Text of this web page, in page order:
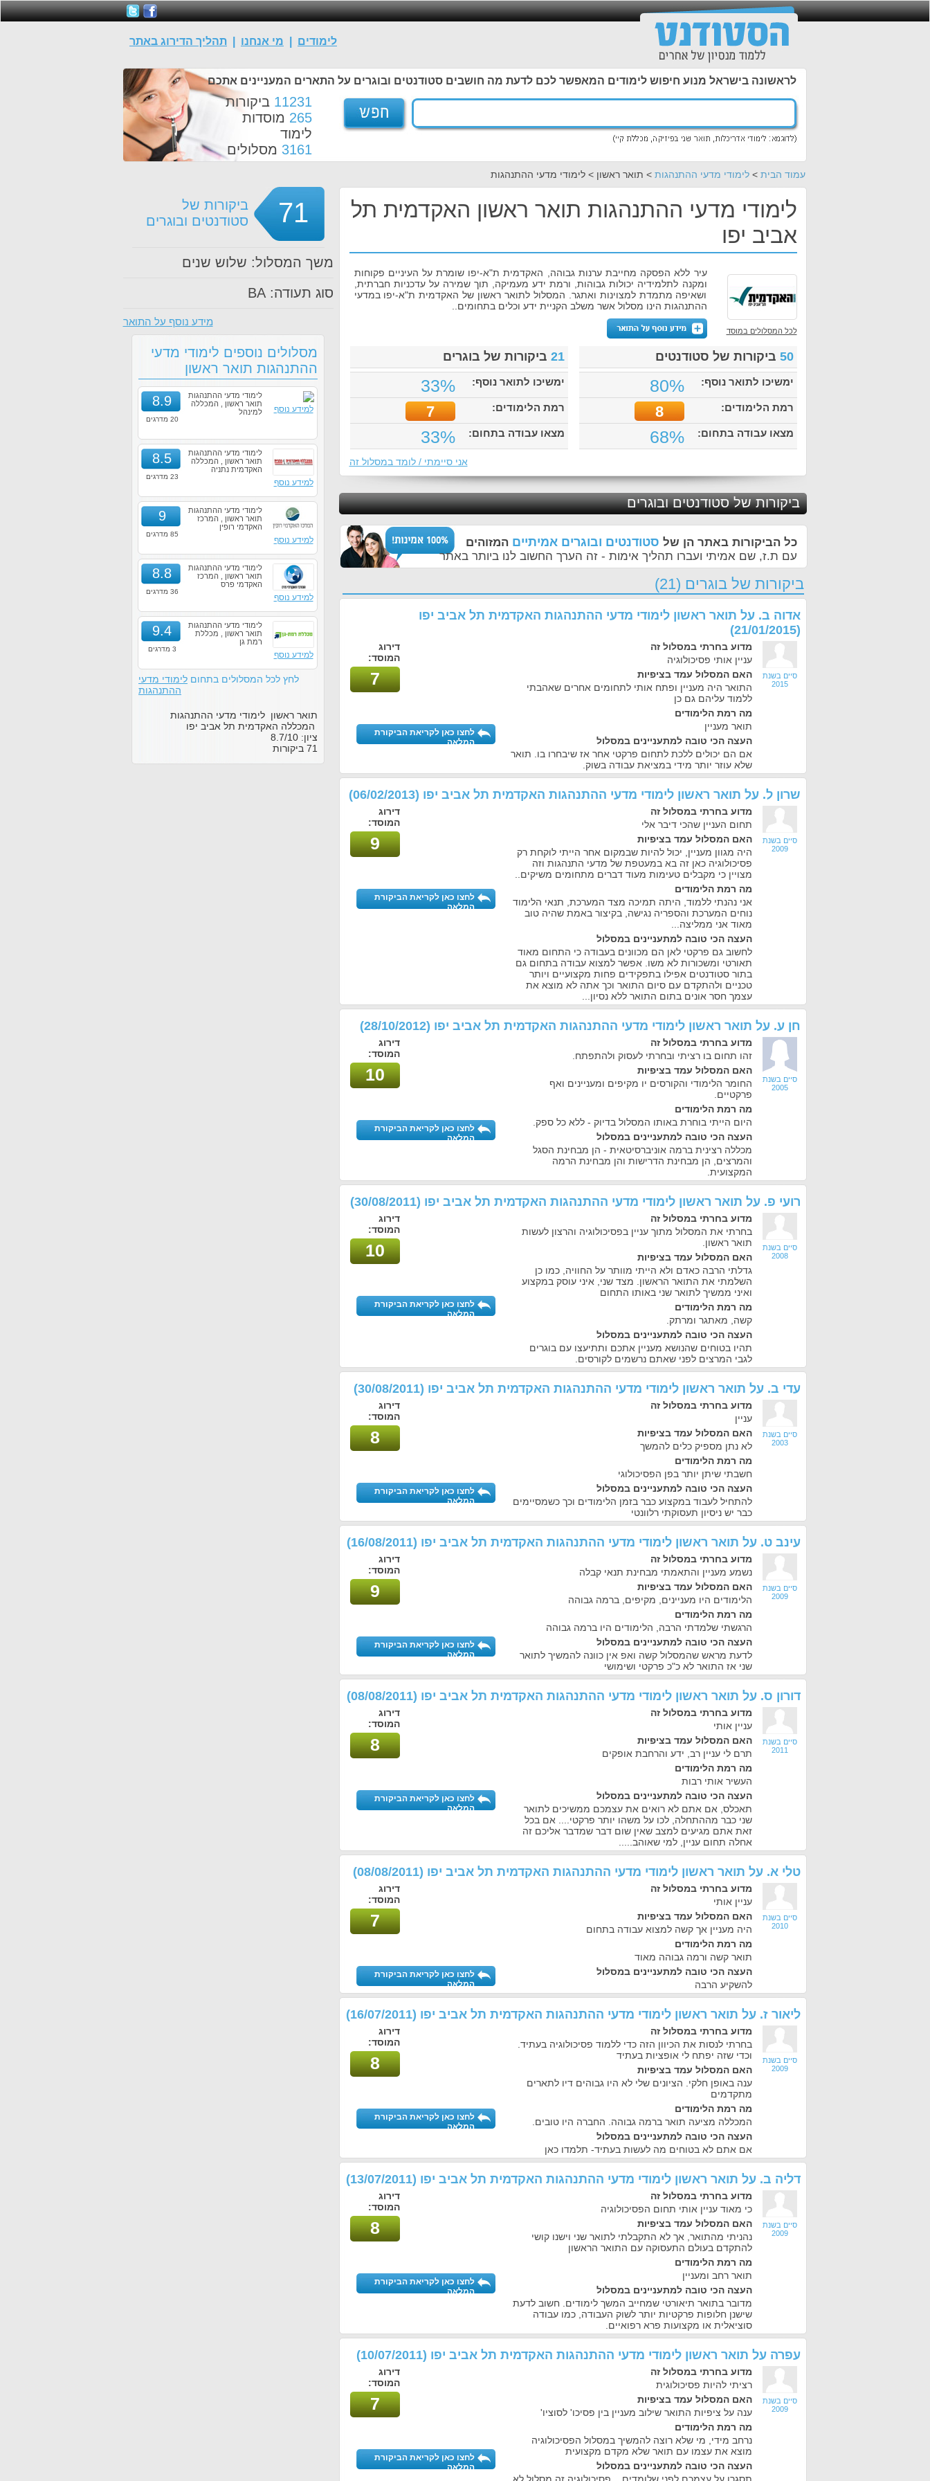
לימודים מי אנחנו תהליך הדירוג באתר
לראשונה בישראל מנוע חיפוש לימודים המאפשר לכם לדעת מה חושבים סטודנטים ובוגרים על התארים המעניינים אתכם
11231 ביקורות
265 מוסדות
לימוד
3161 מסלולים
עמוד הבית >לימודי מדעי ההתנהגות > תואר ראשון > לימודי מדעי ההתנהגות
לימודי מדעי ההתנהגות תואר ראשון האקדמית תל
אביב יפו
לכל המסלולים במוסד
עיר ללא הפסקה מחייבת ערנות גבוהה, האקדמית ת"א-יפו שומרת על העיניים פקוחות
ומקנה לתלמידיה יכולות גבוהות, ורמת ידע מעמיקה, תוך שמירה על עדכניות חברתית,
ושאיפה מתמדת למצוינות ואתגר. המסלול לתואר ראשון של האקדמית ת"א-יפו במדעי
ההתנהגות הינו מסלול אשר משלב הקניית ידע וכלים בתחומים..
50 ביקורות של סטודנטים
ימשיכו לתואר נוסף: 80%
רמת הלימודים: 8
מצאו עבודה בתחום: 68%
21 ביקורות של בוגרים
ימשיכו לתואר נוסף: 33%
רמת הלימודים: 7
מצאו עבודה בתחום: 33%
אני סיימתי / לומד במסלול זה
ביקורות של סטודנטים ובוגרים
כל הביקורות באתר הן של סטודנטים ובוגרים אמיתיים המזוהים
עם ת.ז, שם אמיתי ועברו תהליך אימות - זה הערך החשוב לנו ביותר באתר
ביקורות של בוגרים (21)
אדוה ב. על תואר ראשון לימודי מדעי ההתנהגות האקדמית תל אביב יפו
(21/01/2015)
סיים בשנת
2015
מדוע בחרתי במסלול זה
עניין אותי פסיכולוגיה
האם המסלול עמד בציפיות
התואר היה מעניין ופתח אותי לתחומים אחרים שאהבתי
ללמוד עליהם גם כן
מה רמת הלימודים
תואר מעניין
העצה הכי טובה למתעניינים במסלול
אם הם יכולים ללכת לתחום פרקטי אחר אז שיבחרו בו. תואר
שלא עוזר יותר מידי במציאת עבודה בשוק.
דירוג
המוסד:
7
לחצו כאן לקריאת הביקורת
המלאה
שרון ל. על תואר ראשון לימודי מדעי ההתנהגות האקדמית תל אביב יפו (06/02/2013)
סיים בשנת
2009
מדוע בחרתי במסלול זה
תחום העניין שהכי דיבר אלי
האם המסלול עמד בציפיות
היה מגוון מעניין, יכול להיות שבמקום אחר הייתי לוקחת רק
פסיכולוגיה כאן זה בא במעטפת של מדעי התנהגות וזה
מצויין כי מקבלים טעימות מעוד דברים מתחומים משיקים..
מה רמת הלימודים
אני נהנתי ללמוד, היתה תמיכה מצד המערכת, תנאי הלימוד
נוחים המערכת והספריה נגישה, בקיצור באמת שהיה טוב
מאוד אני ממליצה...
העצה הכי טובה למתעניינים במסלול
לחשוב גם פרקטי לאן הם מכוונים בעבודה כי התחום מאוד
תאורטי ומשכורות לא משו. אפשר למצוא עבודה בתחום גם
בתור סטודנטים אפילו בתפקידים פחות מקצועיים ויותר
טכניים ולהתקדם עם סיום התואר וכך אתה לא מוצא את
עצמך חסר אונים בתום התואר ללא נסיון...
דירוג
המוסד:
9
לחצו כאן לקריאת הביקורת
המלאה
חן ע. על תואר ראשון לימודי מדעי ההתנהגות האקדמית תל אביב יפו (28/10/2012)
סיים בשנת
2005
מדוע בחרתי במסלול זה
זהו תחום בו רציתי ובחרתי לעסוק ולהתפתח.
האם המסלול עמד בציפיות
החומר הלימודי והקורסים יו מקיפים ומעניינים ואף
פרקטיים.
מה רמת הלימודים
היום הייתי בוחרת באותו המסלול בדיוק - ללא כל ספק.
העצה הכי טובה למתעניינים במסלול
מכללה רצינית ברמה אוניברסיטאית - הן מבחינת הסגל
והמרצים, הן מבחינת הדרישות והן מבחינת הרמה
המקצועית.
דירוג
המוסד:
10
לחצו כאן לקריאת הביקורת
המלאה
רועי פ. על תואר ראשון לימודי מדעי ההתנהגות האקדמית תל אביב יפו (30/08/2011)
סיים בשנת
2008
מדוע בחרתי במסלול זה
בחרתי את המסלול מתוך עניין בפסיכולוגיה והרצון לעשות
תואר ראשון.
האם המסלול עמד בציפיות
גדלתי הרבה כאדם ולא הייתי מוותר על החוויה, כמו כן
השלמתי את התואר הראשון. מצד שני, איני עוסק במקצוע
ואיני ממשיך לתואר שני באותו התחום
מה רמת הלימודים
קשה, מאתגר ומרתק.
העצה הכי טובה למתעניינים במסלול
תהיו בטוחים שהנושא מעניין אתכם ותתיעצו עם בוגרים
לגבי המרצים לפני שאתם נרשמים לקורסים.
דירוג
המוסד:
10
לחצו כאן לקריאת הביקורת
המלאה
עדי ב. על תואר ראשון לימודי מדעי ההתנהגות האקדמית תל אביב יפו (30/08/2011)
סיים בשנת
2003
מדוע בחרתי במסלול זה
עניין
האם המסלול עמד בציפיות
לא נתן מספיק כלים להמשך
מה רמת הלימודים
חשבתי שיתן יותר בפן הפסיכולוגי
העצה הכי טובה למתעניינים במסלול
להתחיל לעבוד במקצוע כבר בזמן הלימודים וכך כשמסיימים
כבר יש ניסיון תעסוקתי רלוונטי
דירוג
המוסד:
8
לחצו כאן לקריאת הביקורת
המלאה
עינב ט. על תואר ראשון לימודי מדעי ההתנהגות האקדמית תל אביב יפו (16/08/2011)
סיים בשנת
2009
מדוע בחרתי במסלול זה
נשמע מעניין והתאמתי מבחינת תנאי קבלה
האם המסלול עמד בציפיות
הלימודים היו מעניינים, מקיפים, ברמה גבוהה
מה רמת הלימודים
הרגשתי שלמדתי הרבה, הלימודים היו ברמה גבוהה
העצה הכי טובה למתעניינים במסלול
לדעת מראש שהמסלול קשה ואפ אין כוונה להמשיך לתואר
שני אז התואר לא כ"כ פרקטי ושימושי
דירוג
המוסד:
9
לחצו כאן לקריאת הביקורת
המלאה
דורון ס. על תואר ראשון לימודי מדעי ההתנהגות האקדמית תל אביב יפו (08/08/2011)
סיים בשנת
2011
מדוע בחרתי במסלול זה
עניין אותי
האם המסלול עמד בציפיות
תרם לי עניין רב, ידע והרחבת אופקים
מה רמת הלימודים
העשיר אותי רבות
העצה הכי טובה למתעניינים במסלול
תאכלס, אם אתם לא רואים את עצמכם ממשיכים לתואר
שני כבר מההתחלה, לכו על משהו יותר פרקטי.... אם בכל
זאת אתם מגיעים למצב שאין שום דבר שמדבר אליכם זה
אחלה תחום עניין, למי שאוהב.....
דירוג
המוסד:
8
לחצו כאן לקריאת הביקורת
המלאה
טלי א. על תואר ראשון לימודי מדעי ההתנהגות האקדמית תל אביב יפו (08/08/2011)
סיים בשנת
2010
מדוע בחרתי במסלול זה
עניין אותי
האם המסלול עמד בציפיות
היה מעניין אך קשה למצוא עבודה בתחום
מה רמת הלימודים
תואר קשה ורמה גבוהה מאוד
העצה הכי טובה למתעניינים במסלול
להשקיע הרבה
דירוג
המוסד:
7
לחצו כאן לקריאת הביקורת
המלאה
ליאור ז. על תואר ראשון לימודי מדעי ההתנהגות האקדמית תל אביב יפו (16/07/2011)
סיים בשנת
2009
מדוע בחרתי במסלול זה
בחרתי לנסות את הכיוון הזה כדי ללמוד פסיכולוגיה בעתיד.
וכדי שזה יפתח לי אופציות בעתיד
האם המסלול עמד בציפיות
ענה באופן חלקי. הציונים שלי לא היו גבוהים דיו לתארים
מתקדמים
מה רמת הלימודים
המכללה מציעה תואר ברמה גבוהה. החברה היו טובים.
העצה הכי טובה למתעניינים במסלול
אם אתם לא בטוחים מה לעשות בעתיד- תלמדו כאן
דירוג
המוסד:
8
לחצו כאן לקריאת הביקורת
המלאה
דליה ב. על תואר ראשון לימודי מדעי ההתנהגות האקדמית תל אביב יפו (13/07/2011)
סיים בשנת
2009
מדוע בחרתי במסלול זה
כי מאוד עניין אותי תחום הפסיכולוגיה
האם המסלול עמד בציפיות
נהניתי מהתואר, אך לא התקבלתי לתואר שני וישנו קושי
להתקדם בעולם התעסוקה עם התואר הראשון
מה רמת הלימודים
תואר רחב ומעניין
העצה הכי טובה למתעניינים במסלול
מדובר בתואר תיאורטי שמחייב המשך לימודים. חשוב לדעת
שישנן חלופות פרקטיות יותר לשוק העבודה, כמו עבודה
סוציאלית או מקצועות פרא רפואיים.
דירוג
המוסד:
8
לחצו כאן לקריאת הביקורת
המלאה
עפרה על תואר ראשון לימודי מדעי ההתנהגות האקדמית תל אביב יפו (10/07/2011)
סיים בשנת
2009
מדוע בחרתי במסלול זה
רציתי להיות פסיכולוגית
האם המסלול עמד בציפיות
ענה על ציפיות התואר שילוב מעניין בין פסיכו' לסוציו'
מה רמת הלימודים
נרחב מידי, מי שלא רוצה להמשיך במסלול הפסיכולוגיה
מוצא את עצמו עם תואר שלא מקדם מקצועית
העצה הכי טובה למתעניינים במסלול
דירוג
המוסד:
7
לחצו כאן לקריאת הביקורת
המלאה
71
ביקורות של
סטודנטים ובוגרים
משך המסלול: שלוש שנים
סוג תעודה: BA
מידע נוסף על התואר
מסלולים נוספים לימודי מדעי
ההתנהגות תואר ראשון
למידע נוסף
8.9
20 מדרגים
לימודי מדעי ההתנהגות
תואר ראשון , המכללה
למינהל
למידע נוסף
8.5
23 מדרגים
לימודי מדעי ההתנהגות
תואר ראשון , המכללה
האקדמית נתניה
למידע נוסף
9
85 מדרגים
לימודי מדעי ההתנהגות
תואר ראשון , המרכז
האקדמי רופין
למידע נוסף
8.8
36 מדרגים
לימודי מדעי ההתנהגות
תואר ראשון , המרכז
האקדמי פרס
למידע נוסף
9.4
3 מדרגים
לימודי מדעי ההתנהגות
תואר ראשון , מכללת
רמת גן
לחץ לכל המסלולים בתחום לימודי מדעי
ההתנהגות
תואר ראשון לימודי מדעי ההתנהגות
המכללה האקדמית תל אביב יפו
ציון:
8.7/10
71 ביקורות